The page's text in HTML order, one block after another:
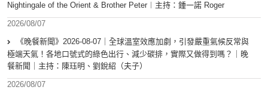
Nightingale of the Orient & Brother Peter︱主持：鍾一諾 Roger
2026/08/07
《晚餐新聞》2026-08-07｜全球溫室效應加劇，引發嚴重氣候反常與
極端天氣！各地口號式的綠色出行、減少碳排，實際又做得到嗎？｜晚
餐新聞｜主持：陳珏明、劉銳紹（夫子）
2026/08/07